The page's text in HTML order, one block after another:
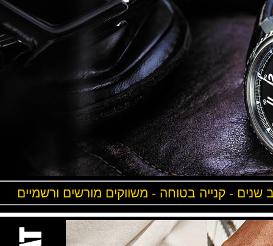
- קנייה בטוחה - משווקים מורשים ורשמיים